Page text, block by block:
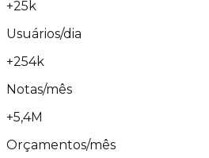
+25k
Usuários/dia
+254k
Notas/mês
+5,4M
Orçamentos/mês